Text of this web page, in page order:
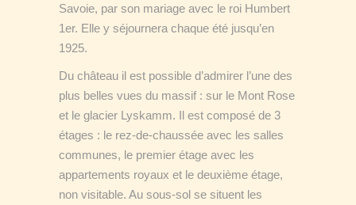
Savoie, par son mariage avec le roi Humbert
1er. Elle y séjournera chaque été jusqu’en
1925.
Du château il est possible d’admirer l’une des
plus belles vues du massif : sur le Mont Rose
et le glacier Lyskamm. Il est composé de 3
étages : le rez-de-chaussée avec les salles
communes, le premier étage avec les
appartements royaux et le deuxième étage,
non visitable. Au sous-sol se situent les